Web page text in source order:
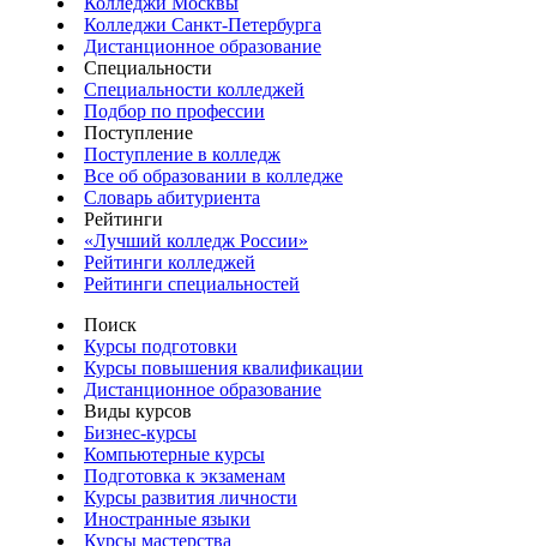
Колледжи Санкт-Петербурга
Дистанционное образование
Специальности
Специальности колледжей
Подбор по профессии
Поступление
Поступление в колледж
Все об образовании в колледже
Словарь абитуриента
Рейтинги
«Лучший колледж России»
Рейтинги колледжей
Рейтинги специальностей
Поиск
Курсы подготовки
Курсы повышения квалификации
Дистанционное образование
Виды курсов
Бизнес-курсы
Компьютерные курсы
Подготовка к экзаменам
Курсы развития личности
Иностранные языки
Курсы мастерства